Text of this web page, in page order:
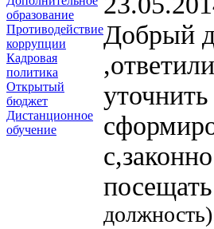
образование
Противодействие
коррупции
Кадровая
политика
Открытый
бюджет
Дистанционное
обучение
Добрый